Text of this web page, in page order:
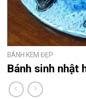
BÁNH KEM ĐẸP
Bánh sinh nhật